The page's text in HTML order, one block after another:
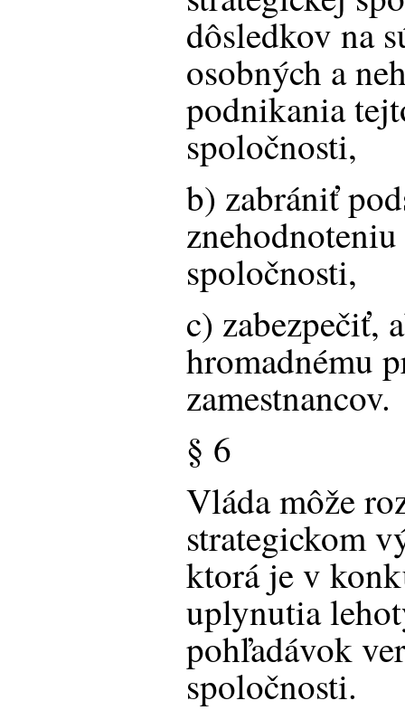
dôsledkov na
osobných a
podnikania
spoločnosti,
b) zabrániť
spoločnosti,
c) zabezpečiť,
hromadnému
zamestnancov.
§ 6
Vláda môže
strategickom
ktorá je v
uplynutia
pohľadávok
spoločnosti.